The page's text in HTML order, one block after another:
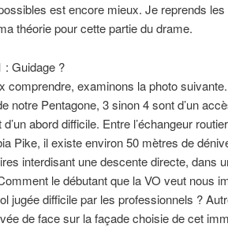
est encore mieux. Je reprends
théorie pour cette partie du drame.
: Guidage ?
comprendre, examinons la photo
notre Pentagone, 3 sinon 4 sont d’un
abord difficile. Entre l’échangeur
Pike, il existe environ 50 mètres de
interdisant une descente directe, dans
le débutant que la VO veut nous
jugée difficile par les professionnels ?
de face sur la façade choisie de cet